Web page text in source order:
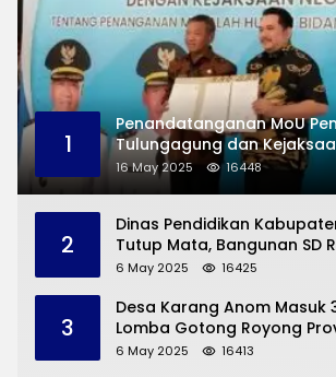
1
Penandatanganan MoU
Tulungagung dan
Permasalahan Hukum
16 May 2025 16448
2
Dinas Pendidikan
Tutup Mata, Bangunan SD
Dermorejo Bangun Pakai
6 May 2025 16425
3
Desa Karang Anom Masuk
Lomba Gotong Royong
yang Disampaikan Sekda
6 May 2025 16413